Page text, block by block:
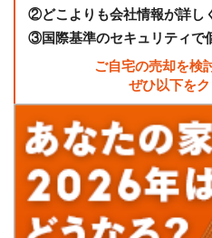
②どこよりも会社情報が詳し
③国際基準のセキュリティで
ご自宅の売却を検
ぜひ以下を